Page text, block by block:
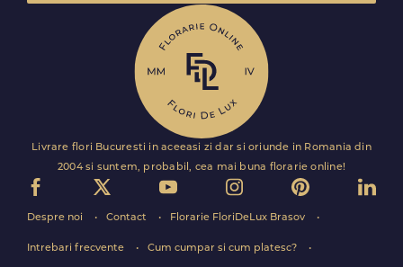
Livrare flori Bucuresti in aceeasi zi dar si oriunde in Romania din
2004 si suntem, probabil, cea mai buna florarie online!
Despre noi Contact Florarie FloriDeLux Brasov
Intrebari frecvente Cum cumpar si cum platesc?